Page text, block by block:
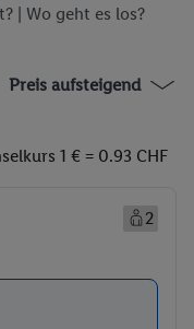
| Wo geht es los?
Preis aufsteigend
1 € = 0.93 CHF
2